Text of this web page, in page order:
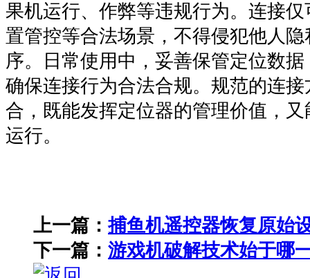
果机运行、作弊等违规行为。连接
置管控等合法场景，不得侵犯他人
序。日常使用中，妥善保管定位数
确保连接行为合法合规。规范的连
合，既能发挥定位器的管理价值，
运行。
上一篇：捕鱼机遥控器恢复原始
下一篇： 游戏机破解技术始于哪